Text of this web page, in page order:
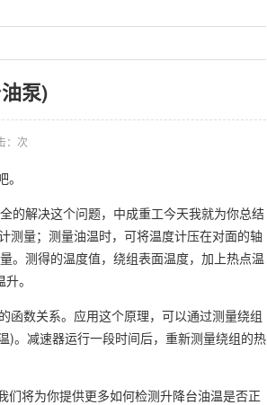
泵)
次
的解决这个问题，中成重工今天我就为你总结
测量；测量油温时，可将温度计压在对面的轴
。测得的温度值，绕组表面温度，加上热点温
。
函数关系。应用这个原理，可以通过测量绕组
)。减速器运行一段时间后，重新测量绕组的热
将为你提供更多如何检测升降台油温是否正